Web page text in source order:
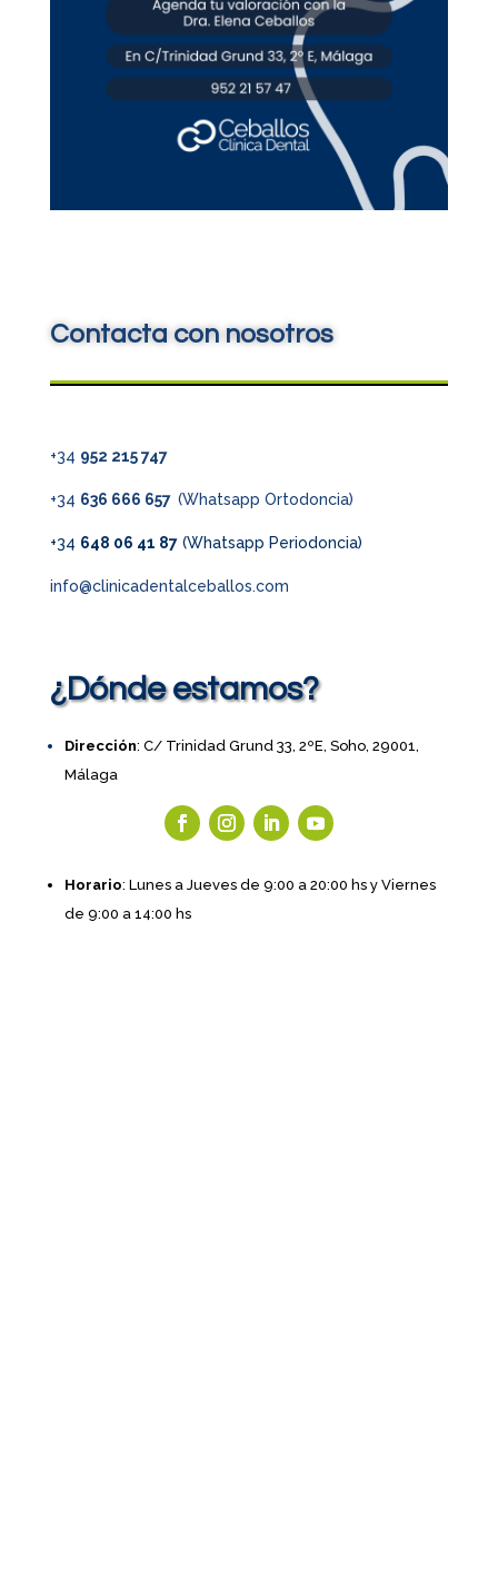
Contacta con nosotros
+34 952 215 747
+34 636 666 657 (Whatsapp Ortodoncia)
+34 648 06 41 87(Whatsapp Periodoncia)
info@clinicadentalceballos.com
¿Dónde estamos?
Dirección: C/ Trinidad Grund 33, 2ºE, Soho, 29001,
Málaga
Horario: Lunes a Jueves de 9:00 a 20:00 hs y Viernes
de 9:00 a 14:00 hs